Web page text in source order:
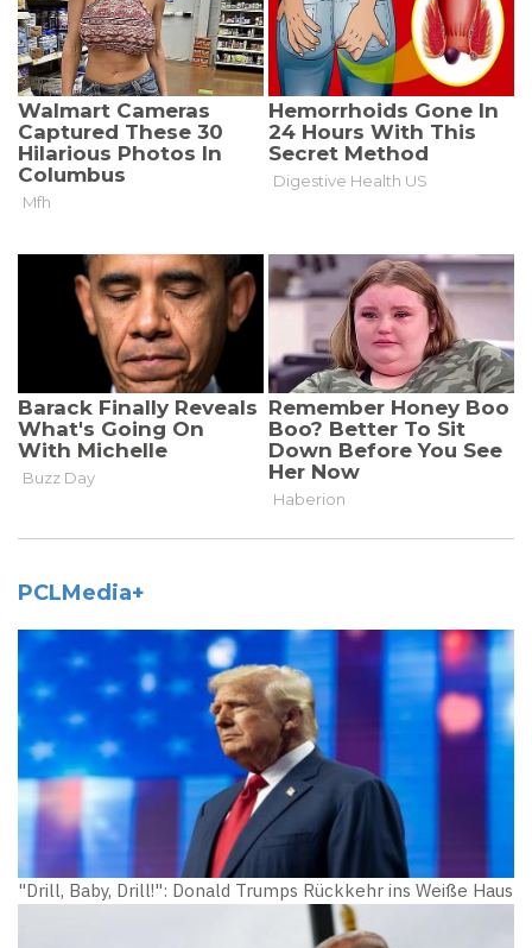
PCLMedia+
"Drill, Baby, Drill!": Donald Trumps Rückkehr ins Weiße Haus